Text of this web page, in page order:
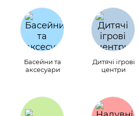
Басейни та
аксесуари
Дитячі ігрові
центри